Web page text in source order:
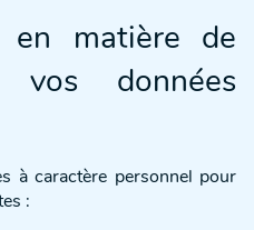
en matière de
données
à caractère personnel pour
: